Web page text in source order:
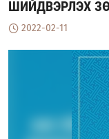
ШИЙДВЭРЛЭХ
2022-02-11